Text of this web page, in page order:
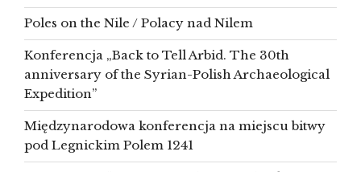
Poles on the Nile / Polacy nad Nilem
Konferencja „Back to Tell Arbid. The 30th
anniversary of the Syrian-Polish Archaeological
Expedition”
Międzynarodowa konferencja na miejscu bitwy
pod Legnickim Polem 1241